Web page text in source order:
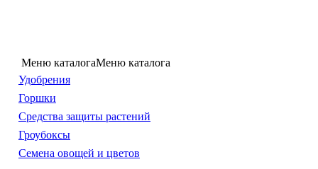
Меню каталогаМеню каталога
Удобрения
Горшки
Средства защиты растений
Гроубоксы
Семена овощей и цветов